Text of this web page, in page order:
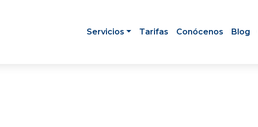
Servicios Tarifas Conócenos Blog